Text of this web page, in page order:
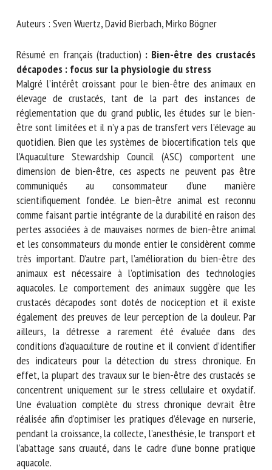
Auteurs : Sven Wuertz, David Bierbach, Mirko Bögner
Résumé en français (traduction): Bien-être des crustacés
décapodes : focus sur la physiologie du stress
Malgré l’intérêt croissant pour le bien-être des animaux en
élevage de crustacés, tant de la part des instances de
réglementation que du grand public, les études sur le bien-
être sont limitées et il n’y a pas de transfert vers l’élevage
au quotidien. Bien que les systèmes de biocertification tels
que l’Aquaculture Stewardship Council (ASC) comportent une
dimension de bien-être, ces aspects ne peuvent pas être
communiqués au consommateur d’une manière
scientifiquement fondée. Le bien-être animal est reconnu
comme faisant partie intégrante de la durabilité en raison
des pertes associées à de mauvaises normes de bien-être
animal et les consommateurs du monde entier le
considèrent comme très important. D’autre part,
l’amélioration du bien-être des animaux est nécessaire à
l’optimisation des technologies aquacoles. Le comportement
des animaux suggère que les crustacés décapodes sont
dotés de nociception et il existe également des preuves de
leur perception de la douleur. Par ailleurs, la détresse a
rarement été évaluée dans des conditions d’aquaculture de
routine et il convient d’identifier des indicateurs pour la
détection du stress chronique. En effet, la plupart des
travaux sur le bien-être des crustacés se concentrent
uniquement sur le stress cellulaire et oxydatif. Une
évaluation complète du stress chronique devrait être
réalisée afin d’optimiser les pratiques d’élevage en nurserie,
pendant la croissance, la collecte, l’anesthésie, le transport
et l’abattage sans cruauté, dans le cadre d’une bonne
Prénom *
Organisme *
E-mail *
En soumettant ce formulaire, j'accepte que les
informations saisies soient utilisées dans le cadre de la
relation avec le CNR BEA. *
Les champs suivis de * sont obligatoires